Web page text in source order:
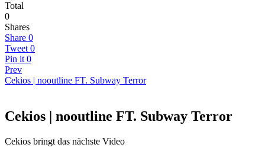
Total
0
Shares
Share 0
Tweet 0
Pin it 0
Prev
Cekios | nooutline FT. Subway Terror
Cekios | nooutline FT. Subway Terror
Cekios bringt das nächste Video